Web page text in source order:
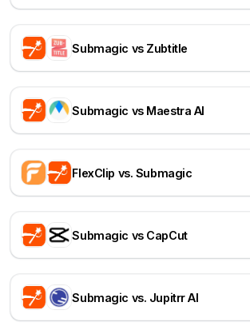
Submagic vs Zubtitle
Submagic vs Maestra AI
FlexClip vs. Submagic
Submagic vs CapCut
Submagic vs. Jupitrr AI